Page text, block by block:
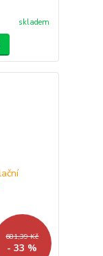
skladem
681,39 Kč
- 33 %